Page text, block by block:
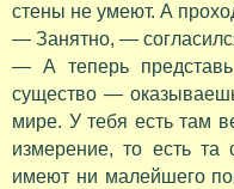
стены не умеют. А
— Занятно, —
— А теперь
существо —
мире. У тебя есть там
измерение, то есть
имеют ни малейшего